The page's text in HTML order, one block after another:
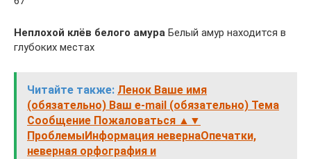
Неплохой клёв белого амура Белый амур находится в
глубоких местах
Читайте также: Ленок Ваше имя
(обязательно) Ваш e-mail (обязательно) Тема
Сообщение Пожаловаться ▲▼
ПроблемыИнформация невернаОпечатки,
неверная орфография и